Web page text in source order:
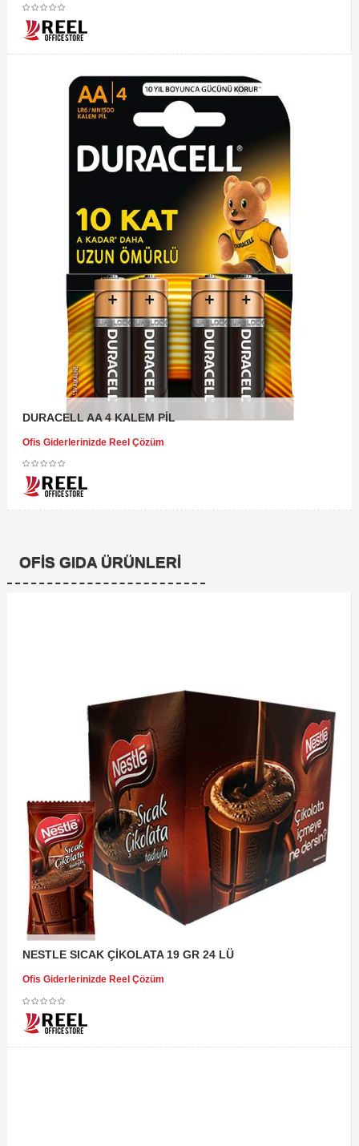
DURACELL AA 4 KALEM PİL
Ofis Giderlerinizde Reel Çözüm
OFIS GIDA ÜRÜNLERI
NESTLE SICAK ÇİKOLATA 19 GR 24 LÜ
Ofis Giderlerinizde Reel Çözüm